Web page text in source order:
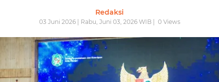
Redaksi
03 Juni 2026 | Rabu, Juni 03, 2026 WIB | 0Views